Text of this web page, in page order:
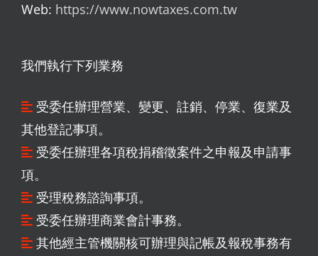
Web: https://www.nowtaxes.com.tw
我們執行下列業務
受委任辦理營業、變更、註銷、停業、復業及
其他登記事項。
受委任辦理各項稅捐稽徵案件之申報及申請事
項。
受理稅務諮詢事項。
受委任辦理商業會計事務。
其他經主管機關核可辦理與記帳及報稅事務有